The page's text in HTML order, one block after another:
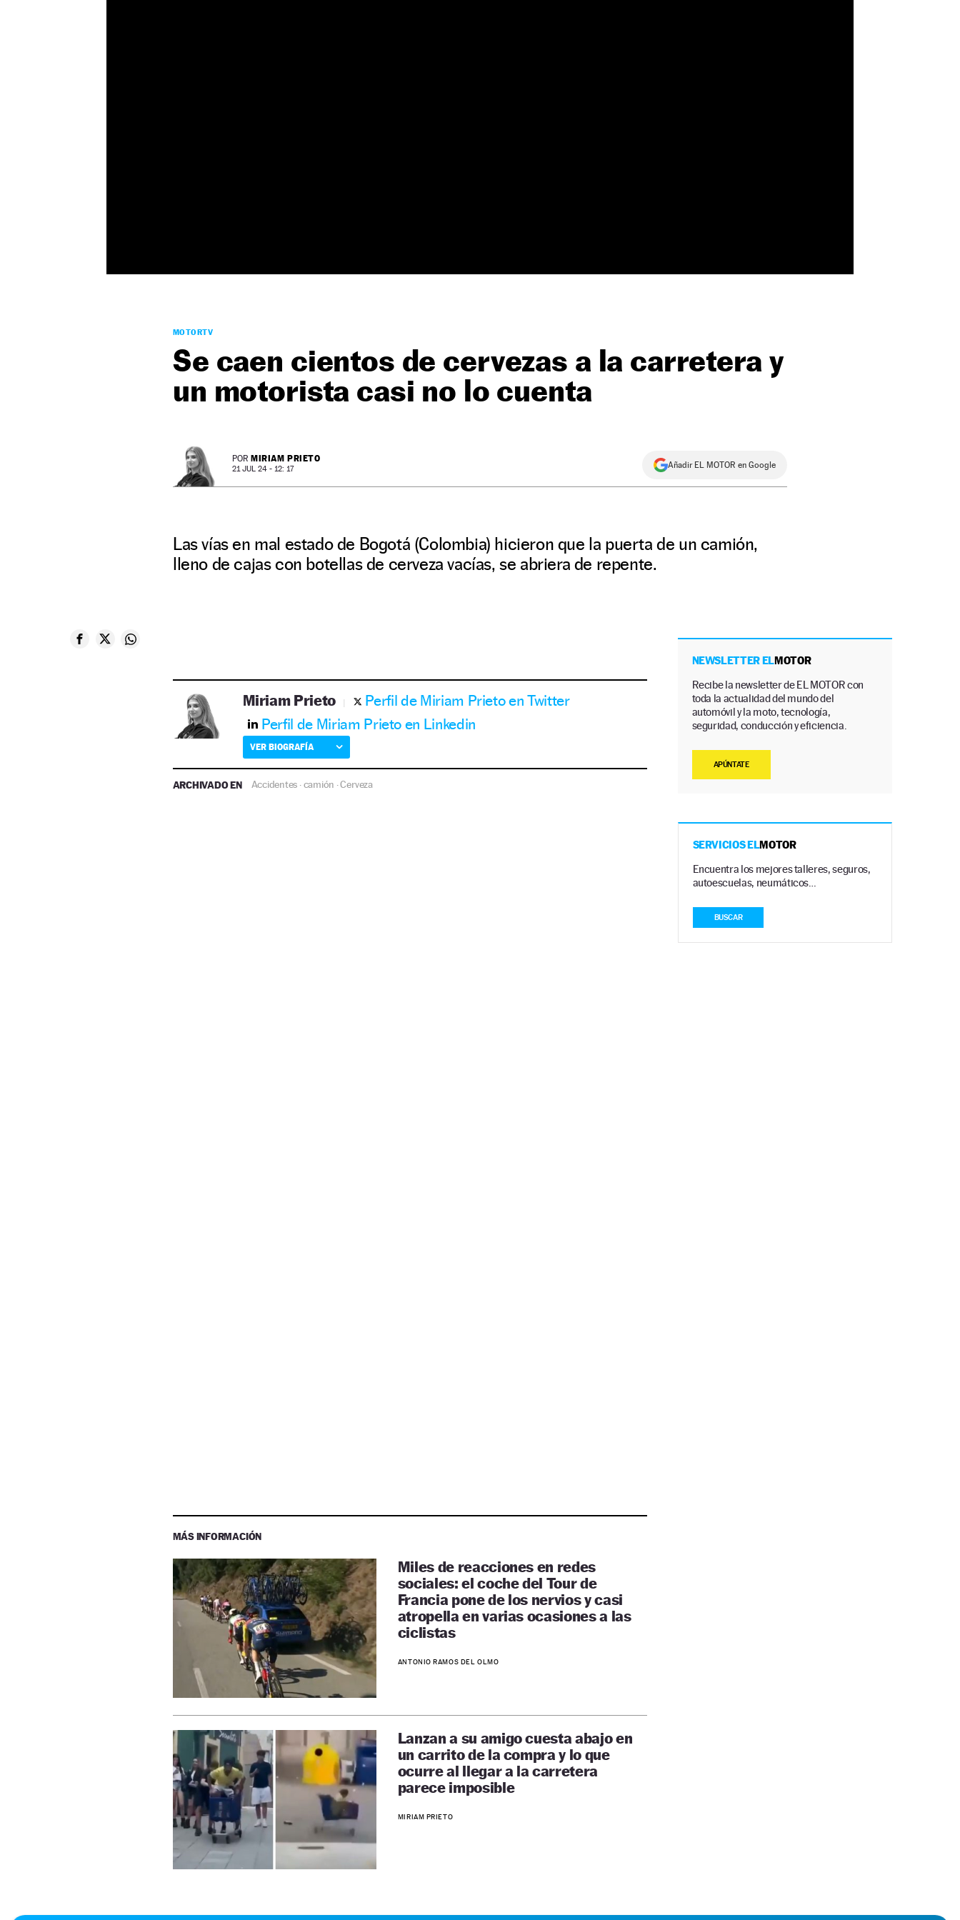
MOTORTV
Se caen cientos de cervezas a la carretera y
un motorista casi no lo cuenta
POR MIRIAM PRIETO
21 JUL 24 - 12: 17 Añadir EL MOTOR en Google
Las vías en mal estado de Bogotá (Colombia) hicieron que la puerta de un camión,
lleno de cajas con botellas de cerveza vacías, se abriera de repente.
Miriam Prieto
Perfil de Miriam Prieto en Twitter
Perfil de Miriam Prieto en Linkedin
VER BIOGRAFÍA
ARCHIVADO EN Accidentes ·camión ·Cerveza
MÁS INFORMACIÓN
Miles de reacciones en redes
sociales: el coche del Tour de
Francia pone de los nervios y casi
atropella en varias ocasiones a las
ciclistas
ANTONIO RAMOS DEL OLMO
Lanzan a su amigo cuesta abajo en
un carrito de la compra y lo que
ocurre al llegar a la carretera
parece imposible
MIRIAM PRIETO
NEWSLETTER ELMOTOR
Recibe la newsletter de EL MOTOR con
toda la actualidad del mundo del
automóvil y la moto, tecnología,
seguridad, conducción y eficiencia.
APÚNTATE
SERVICIOS ELMOTOR
Encuentra los mejores talleres, seguros,
autoescuelas, neumáticos…
BUSCAR